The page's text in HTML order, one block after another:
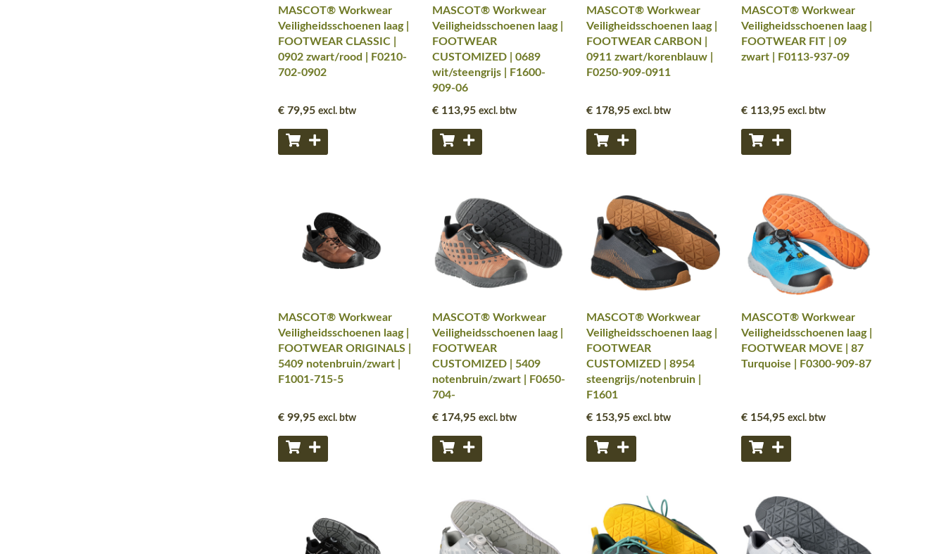
MASCOT® Workwear
Veiligheidsschoenen laag |
FOOTWEAR CLASSIC |
0902 zwart/rood | F0210-
702-0902
€ 79,95 excl. btw
MASCOT® Workwear
Veiligheidsschoenen laag |
FOOTWEAR
CUSTOMIZED | 0689
wit/steengrijs | F1600-
909-06
€ 113,95 excl. btw
MASCOT® Workwear
Veiligheidsschoenen laag |
FOOTWEAR CARBON |
0911 zwart/korenblauw |
F0250-909-0911
€ 178,95 excl. btw
MASCOT® Workwear
Veiligheidsschoenen laag |
FOOTWEAR FIT | 09
zwart | F0113-937-09
€ 113,95 excl. btw
MASCOT® Workwear
Veiligheidsschoenen laag |
FOOTWEAR ORIGINALS |
5409 notenbruin/zwart |
F1001-715-5
€ 99,95 excl. btw
MASCOT® Workwear
Veiligheidsschoenen laag |
FOOTWEAR
CUSTOMIZED | 5409
notenbruin/zwart | F0650-
704-
€ 174,95 excl. btw
MASCOT® Workwear
Veiligheidsschoenen laag |
FOOTWEAR
CUSTOMIZED | 8954
steengrijs/notenbruin |
F1601
€ 153,95 excl. btw
MASCOT® Workwear
Veiligheidsschoenen laag |
FOOTWEAR MOVE | 87
Turquoise | F0300-909-87
€ 154,95 excl. btw